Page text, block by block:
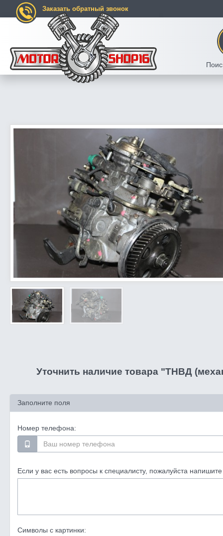
Заказать обратный звонок
Уточнить наличие товара "ТНВД
Заполните поля
Номер телефона:
Если у вас есть вопросы к специалисту, пожалуйста напишите
Символы с картинки: